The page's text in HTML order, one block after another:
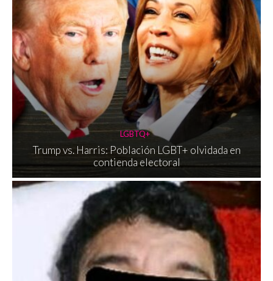
LGBTQ+
Trump vs. Harris: Población LGBT+ olvidada en
contienda electoral